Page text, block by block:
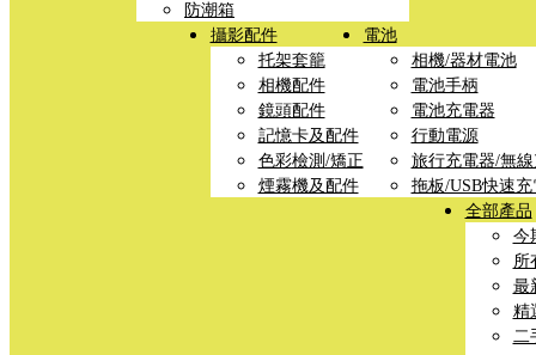
防潮箱
攝影配件
托架套籠
相機配件
鏡頭配件
記憶卡及配件
色彩檢測/矯正
煙霧機及配件
電池
相機/器材電池
電池手柄
電池充電器
行動電源
旅行充電器/無
拖板/USB快速充
全部產品
今
所
最
精
二